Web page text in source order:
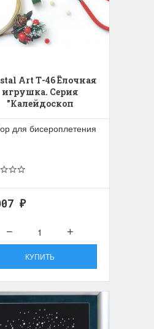
Art Т-46 Ёлочная
игрушка. Серия
"Калейдоскоп
для бисероплетения
₽
КУПИТЬ